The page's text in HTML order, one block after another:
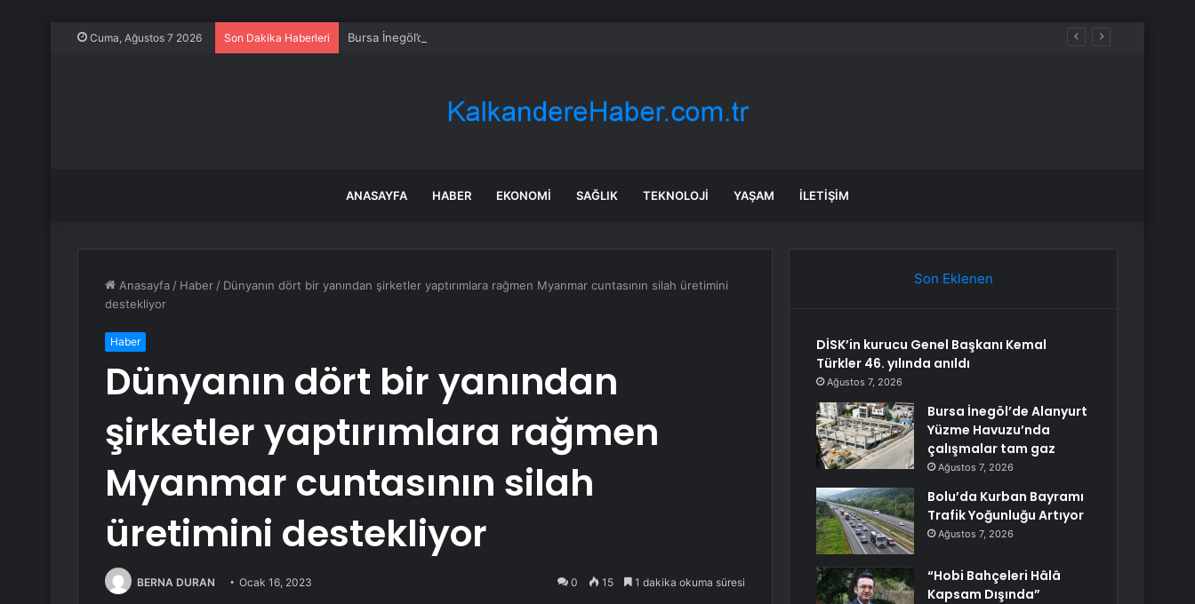
Cuma, Ağustos 7 2026 Son Dakika Haberleri Bursa İnegöl’de Alanyurt Yüzme Havuzu’nda çalışmalar tam gaz
ANASAYFA HABER EKONOMI SAĞLIK TEKNOLOJI YAŞAM İLETIŞIM
Anasayfa / Haber / Dünyanın dört bir yanından şirketler yaptırımlara rağmen Myanmar cuntasının silah üretimini
destekliyor
Haber
Dünyanın dört bir yanından
şirketler yaptırımlara rağmen
Myanmar cuntasının silah
üretimini destekliyor
BERNA DURAN Ocak 16, 2023 0 15 1 dakika okuma süresi
Son Eklenen
DİSK’in kurucu Genel Başkanı Kemal
Türkler 46. yılında anıldı
Ağustos 7, 2026
Bursa İnegöl’de Alanyurt
Yüzme Havuzu’nda
çalışmalar tam gaz
Ağustos 7, 2026
Bolu’da Kurban Bayramı
Trafik Yoğunluğu Artıyor
Ağustos 7, 2026
“Hobi Bahçeleri Hâlâ
Kapsam Dışında”